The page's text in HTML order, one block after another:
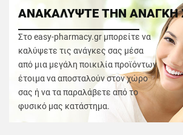
ΑΝΑΚΑΛΥΨΤΕ ΤΗΝ ΑΝΑΓΚΗ
Στο easy-pharmacy.gr μπορείτε να
καλύψετε τις ανάγκες σας μέσα
από μια μεγάλη ποικιλία προϊόντων
έτοιμα να αποσταλούν στον χώρο
σας ή να τα παραλάβετε από το
φυσικό μας κατάστημα.